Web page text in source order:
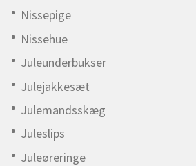
Nissepige
Nissehue
Juleunderbukser
Julejakkesæt
Julemandsskæg
Juleslips
Juleøreringe